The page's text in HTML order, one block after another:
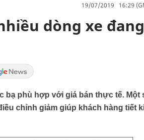
19/07/2019 16:29
dòng xe đang
bạ phù hợp với giá bán thực tế. Một
chỉnh giảm giúp khách hàng tiết